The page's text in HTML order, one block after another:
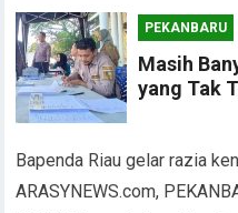
PEKANBARU
Masih
yang Tak
Bapenda Riau gelar razia
ARASYNEWS.com,